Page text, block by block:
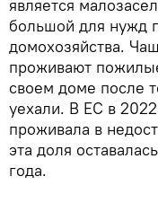
является
большой для нужд
домохозяйства.
проживают
своем доме после
уехали. В ЕС в
проживала в
эта доля
года.